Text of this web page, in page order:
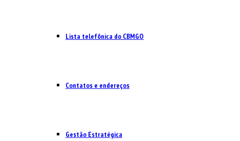
Lista telefônica do CBMGO
Contatos e endereços
Gestão Estratégica